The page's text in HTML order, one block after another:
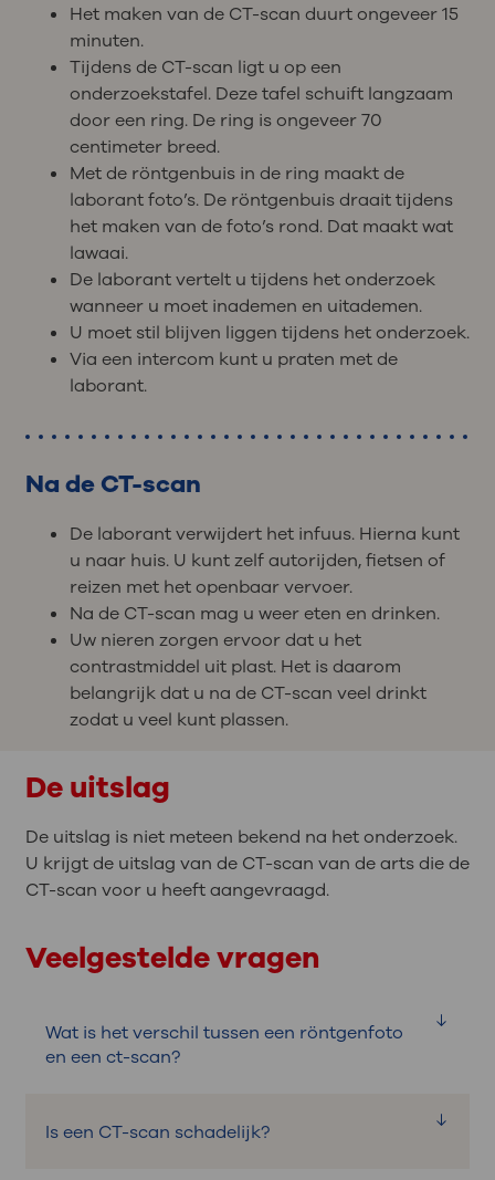
Het maken van de CT-scan duurt ongeveer 15
minuten.
Tijdens de CT-scan ligt u op een
onderzoekstafel. Deze tafel schuift langzaam
door een ring. De ring is ongeveer 70
centimeter breed.
Met de röntgenbuis in de ring maakt de
laborant foto’s. De röntgenbuis draait tijdens
het maken van de foto’s rond. Dat maakt wat
lawaai.
De laborant vertelt u tijdens het onderzoek
wanneer u moet inademen en uitademen.
U moet stil blijven liggen tijdens het onderzoek.
Via een intercom kunt u praten met de
laborant.
Na de CT-scan
De laborant verwijdert het infuus. Hierna kunt
u naar huis. U kunt zelf autorijden, fietsen of
reizen met het openbaar vervoer.
Na de CT-scan mag u weer eten en drinken.
Uw nieren zorgen ervoor dat u het
contrastmiddel uit plast. Het is daarom
belangrijk dat u na de CT-scan veel drinkt
zodat u veel kunt plassen.
De uitslag
De uitslag is niet meteen bekend na het onderzoek.
U krijgt de uitslag van de CT-scan van de arts die de
CT-scan voor u heeft aangevraagd.
Veelgestelde vragen
Wat is het verschil tussen een röntgenfoto
en een ct-scan?
details zien dan op een röntgenfoto. Lees
Is een CT-scan schadelijk?